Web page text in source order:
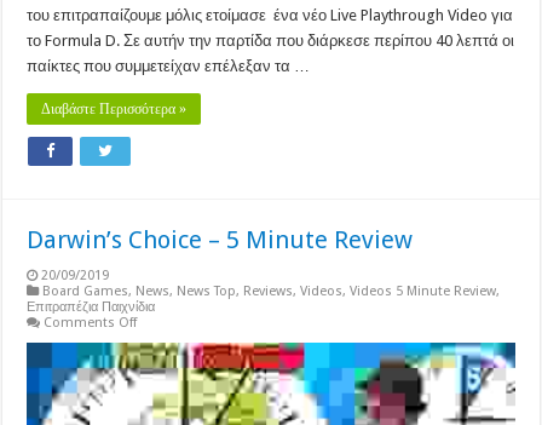
του επιτραπαίζουμε μόλις ετοίμασε ένα νέο Live Playthrough Video για
το Formula D. Σε αυτήν την παρτίδα που διάρκεσε περίπου 40 λεπτά οι
παίκτες που συμμετείχαν επέλεξαν τα …
Διαβάστε Περισσότερα »
Darwin’s Choice – 5 Minute Review
20/09/2019
Board Games, News, News Top, Reviews,Videos,Videos 5 Minute Review,
Επιτραπέζια Παιχνίδια
Comments Offon
Choice
–
Minute
Review